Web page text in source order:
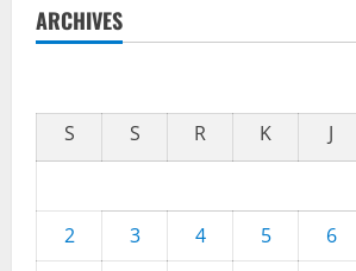
ARCHIVES
S S R K J
2
3 4 5 6